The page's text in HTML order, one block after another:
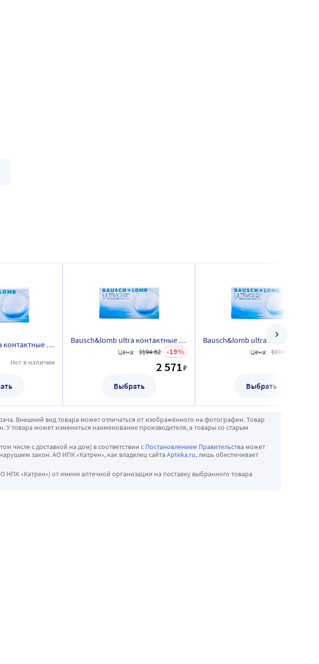
для здоровья глаз. Асферический
ношение исключительно
дня, каким бы длинным он ни был.2
Цифровой мир постоянно
не было с 2007 года, когда
Bausch&lomb ultra контактные линзы плановой замены/-5,75/ 3 шт.
Нет в наличии
Bausch&lomb ultra контактные линзы плановой замены/-5,75/ 6 шт.
Цена: 3194.62 19
2 571₽
Выбрать
Цена: 1896.77
Выбрать
Внешний вид товара может отличаться от изображённого на фотографии. Товар
товара может измениться наименование производителя, а товары со старым
числе с доставкой на дом) в соответствии с Постановлением Правительства может
закон. АО НПК «Катрен», как владелец сайта Apteka.ru, лишь обеспечивает
«Катрен») от имени аптечной организации на поставку выбранного товара